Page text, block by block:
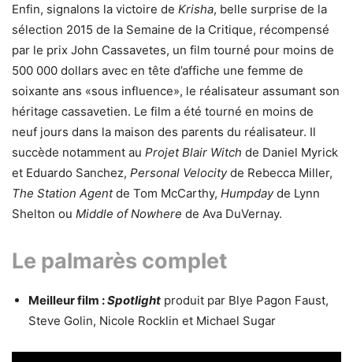
Enfin, signalons la victoire de Krisha, belle surprise de la
sélection 2015 de la Semaine de la Critique, récompensé
par le prix John Cassavetes, un film tourné pour moins de
500 000 dollars avec en tête d’affiche une femme de
soixante ans «sous influence», le réalisateur assumant son
héritage cassavetien. Le film a été tourné en moins de
neuf jours dans la maison des parents du réalisateur. Il
succède notamment au Projet Blair Witch de Daniel Myrick
et Eduardo Sanchez, Personal Velocityde Rebecca Miller,
The Station Agentde Tom McCarthy, Humpdayde Lynn
Shelton ou Middle of Nowhere de Ava DuVernay.
Le palmarès complet
Meilleur film :Spotlight produit par Blye Pagon Faust,
Steve Golin, Nicole Rocklin et Michael Sugar